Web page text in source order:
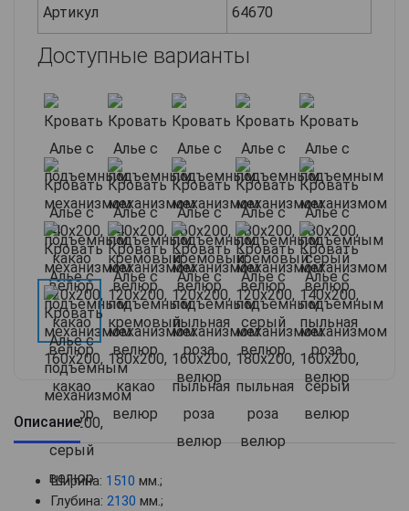
Артикул 64670
Доступные варианты
Описание
Ширина: 1510 мм.;
Глубина: 2130 мм.;